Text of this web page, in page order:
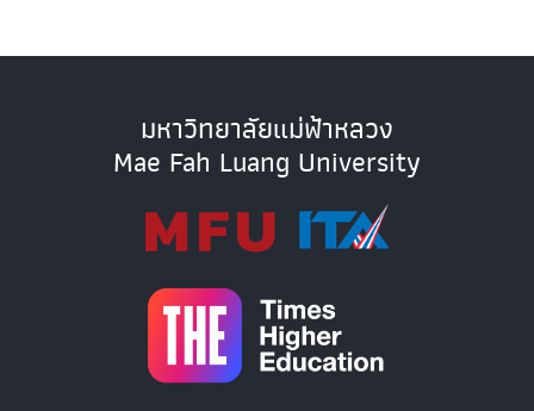
มหาวิทยาลัยแม่ฟ้าหลวง
Mae Fah Luang University